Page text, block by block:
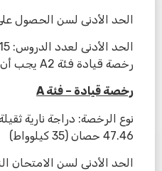
الحد الأدنى لسن الحصول على
رخصة قيادة فئة A2 يجب أن يأخذوا 8 دروس على الأقل)
رخصة قيادة – فئةA
نوع الرخصة: دراجة نارية
47.46 حصان (35 كيلوواط)
الحد الأدنى لسن الامتحان